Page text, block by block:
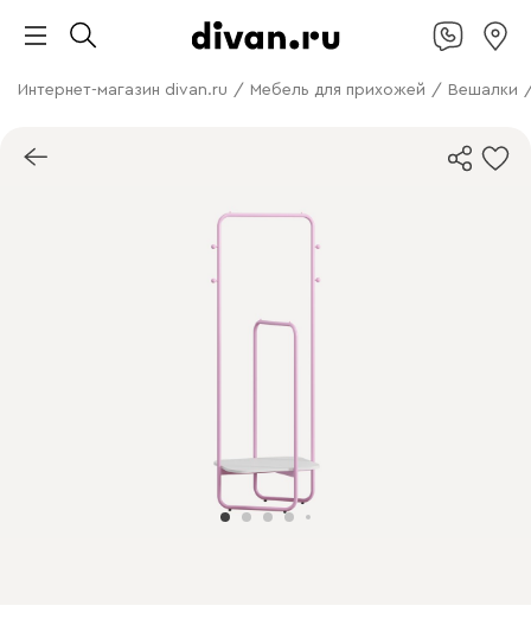
Интернет-магазин divan.ru / Мебель для прихожей / Вешалки